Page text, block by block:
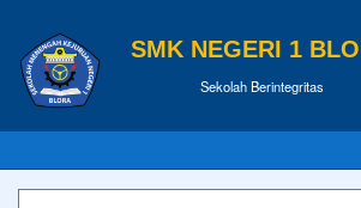
SMK NEGERI 1
Sekolah Berintegritas